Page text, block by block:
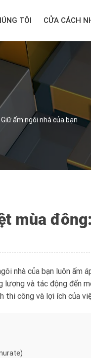
TÔI CỬA CÁCH
ấm ngôi nhà của bạn
mùa
nhà của bạn luôn
và tác động đến
thi công và lợi ích của